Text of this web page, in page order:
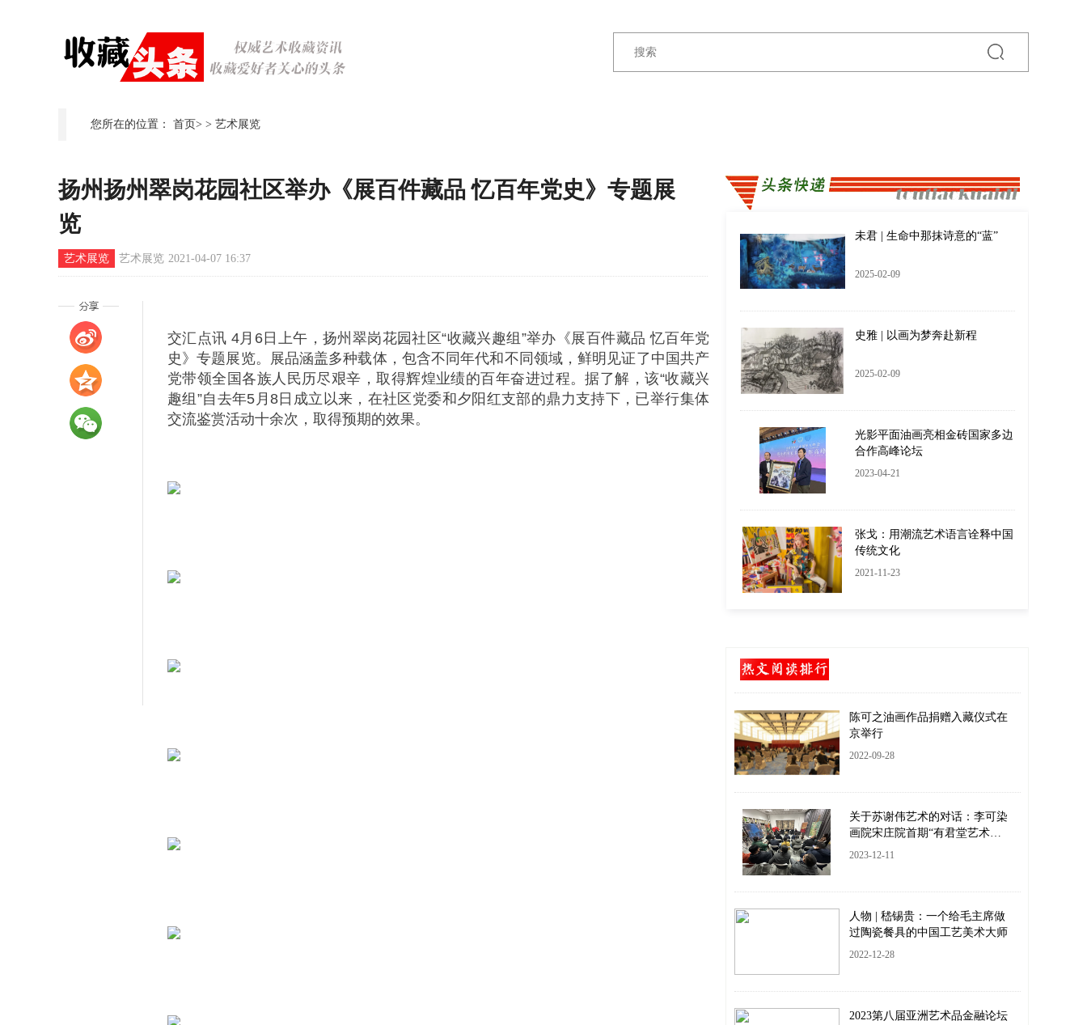
您所在的位置： 首页> > 艺术展览
扬州扬州翠岗花园社区举办《展百件藏品 忆百年党史》专题展
览
艺术展览 艺术展览 2021-04-07 16:37
交汇点讯 4月6日上午，扬州翠岗花园社区“收藏兴趣组”举办《展百件藏品 忆百年党
史》专题展览。展品涵盖多种载体，包含不同年代和不同领域，鲜明见证了中国共产
党带领全国各族人民历尽艰辛，取得辉煌业绩的百年奋进过程。据了解，该“收藏兴
趣组”自去年5月8日成立以来，在社区党委和夕阳红支部的鼎力支持下，已举行集体
交流鉴赏活动十余次，取得预期的效果。
未君 | 生命中那抹诗意的“蓝”
2025-02-09
史雅 | 以画为梦奔赴新程
2025-02-09
光影平面油画亮相金砖国家多边
合作高峰论坛
2023-04-21
张戈：用潮流艺术语言诠释中国
传统文化
2021-11-23
陈可之油画作品捐赠入藏仪式在
京举行
2022-09-28
关于苏谢伟艺术的对话：李可染
画院宋庄院首期“有君堂艺术沙
龙”成功举办
2023-12-11
人物 | 嵇锡贵：一个给毛主席做
过陶瓷餐具的中国工艺美术大师
2022-12-28
2023第八届亚洲艺术品金融论坛